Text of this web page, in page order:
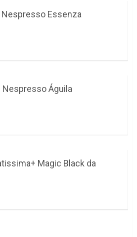
Essenza
Nespresso Águila
Magic Black da